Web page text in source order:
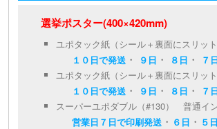
選挙ポスター(400×420mm)
ユポタック紙（シール＋裏面にスリ
１０日で発送・ ９日 ・ ８日 ・ ７
ユポタック紙（シール＋裏面にスリ
１０日で発送・ ９日 ・ ８日 ・ ７
スーパーユポダブル（#130） 普通イ
営業日７日で印刷発送・ ６日 ・ ５日